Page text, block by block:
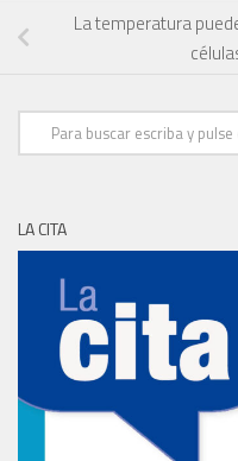
La temperatura
LA CITA